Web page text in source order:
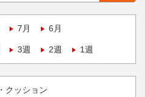
7月 6月
3週 2週 1週
クッション